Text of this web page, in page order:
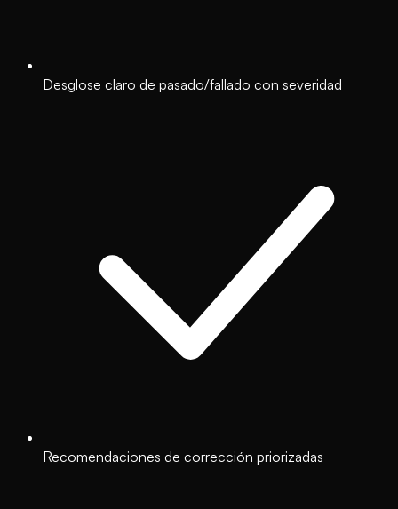
Desglose claro de pasado/fallado con severidad
Recomendaciones de corrección priorizadas